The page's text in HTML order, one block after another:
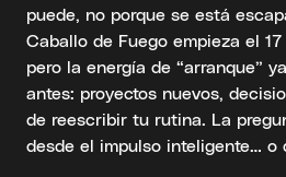
puede, no porque se está
Caballo de Fuego empieza el
pero la energía de “arranque”
antes: proyectos nuevos,
de reescribir tu rutina. La
desde el impulso inteligente… o